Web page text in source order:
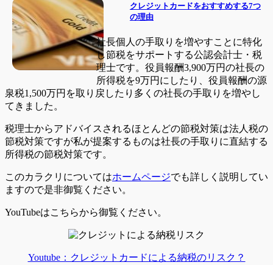
クレジットカードをおすすめする7つ
の理由
社長個人の手取りを増やすことに特化
し節税をサポートする公認会計士・税
理士です。役員報酬3,900万円の社長の
所得税を9万円にしたり、役員報酬の源
泉税1,500万円を取り戻したり多くの社長の手取りを増やし
てきました。
税理士からアドバイスされるほとんどの節税対策は法人税の
節税対策ですが私が提案するものは社長の手取りに直結する
所得税の節税対策です。
このカラクリについてはホームページでも詳しく説明してい
ますので是非御覧ください。
YouTubeはこちらから御覧ください。
Youtube：クレジットカードによる納税のリスク？